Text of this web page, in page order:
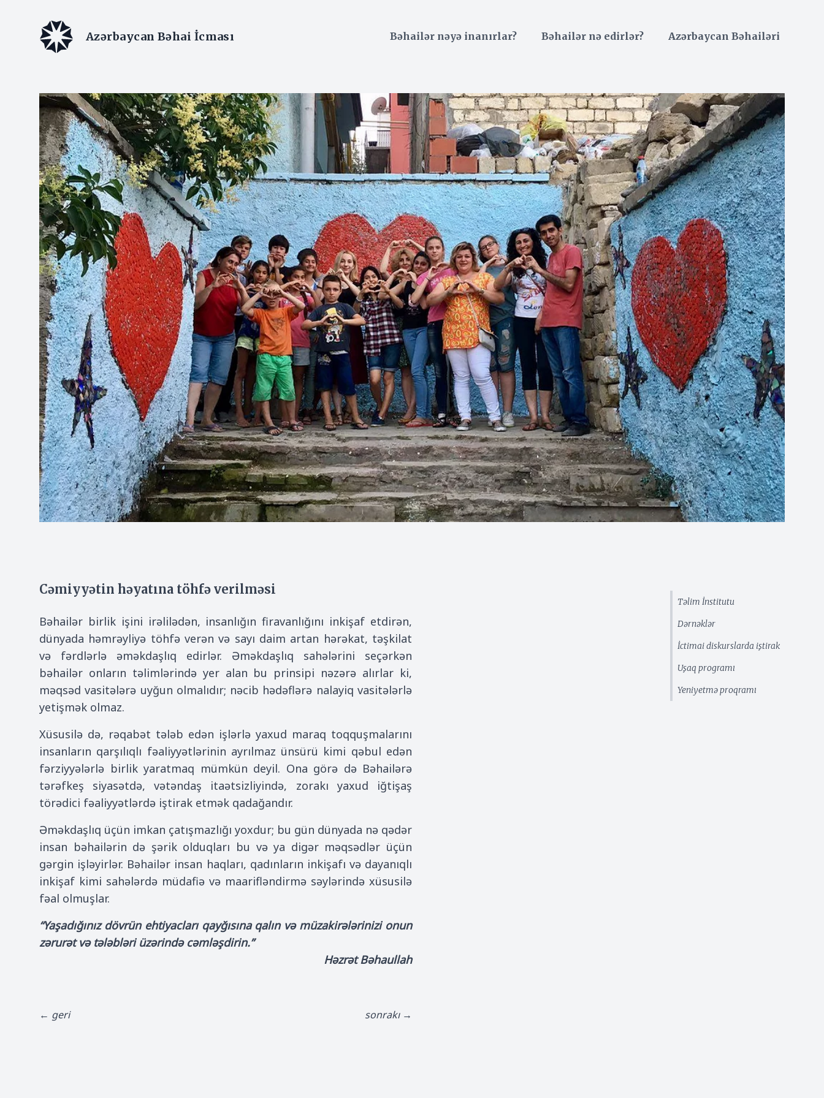
Azərbaycan Bəhai İcması Bəhailər nəyə inanırlar? Bəhailər nə edirlər? Azərbaycan Bəhailəri
Cəmiyyətin həyatına töhfə verilməsi
Bəhailər birlik işini irəlilədən, insanlığın firavanlığını inkişaf etdirən,
dünyada həmrəyliyə töhfə verən və sayı daim artan hərəkat, təşkilat
və fərdlərlə əməkdaşlıq edirlər. Əməkdaşlıq sahələrini seçərkən
bəhailər onların təlimlərində yer alan bu prinsipi nəzərə alırlar ki,
məqsəd vasitələrə uyğun olmalıdır; nəcib hədəflərə nalayiq vasitələrlə
yetişmək olmaz.
Xüsusilə də, rəqabət tələb edən işlərlə yaxud maraq toqquşmalarını
insanların qarşılıqlı fəaliyyətlərinin ayrılmaz ünsürü kimi qəbul edən
fərziyyələrlə birlik yaratmaq mümkün deyil. Ona görə də Bəhailərə
tərəfkeş siyasətdə, vətəndaş itaətsizliyində, zorakı yaxud iğtişaş
törədici fəaliyyətlərdə iştirak etmək qadağandır.
Əməkdaşlıq üçün imkan çatışmazlığı yoxdur; bu gün dünyada nə qədər
insan bəhailərin də şərik olduqları bu və ya digər məqsədlər üçün
gərgin işləyirlər. Bəhailər insan haqları, qadınların inkişafı və dayanıqlı
inkişaf kimi sahələrdə müdafiə və maarifləndirmə səylərində xüsusilə
fəal olmuşlar.
“Yaşadığınız dövrün ehtiyacları qayğısına qalın və müzakirələrinizi onun
zərurət və tələbləri üzərində cəmləşdirin.”
Həzrət Bəhaullah
← geri sonrakı →
Təlim İnstitutu
Dərnəklər
İctimai diskurslarda iştirak
Uşaq programı
Yeniyetmə proqramı